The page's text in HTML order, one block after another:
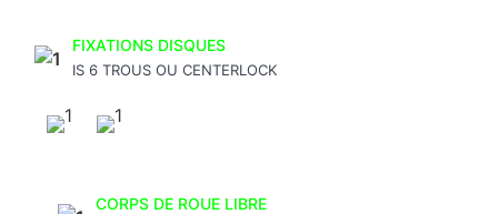
FIXATIONS DISQUES
IS 6 TROUS OU CENTERLOCK
CORPS DE ROUE LIBRE